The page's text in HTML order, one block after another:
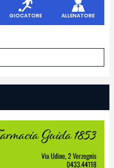
GIOCATORE ALLENATORE